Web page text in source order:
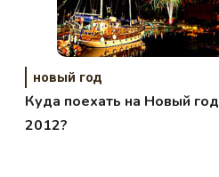
новый год
Куда поехать на Новый год
2012?